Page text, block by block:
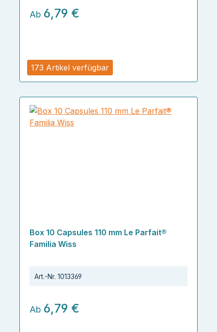
173 Artikel verfügbar
Ab 6,79 €
Box 10 Capsules 110 mm Le Parfait®
Familia Wiss
Art.-Nr. 1013369
Ab 6,79 €